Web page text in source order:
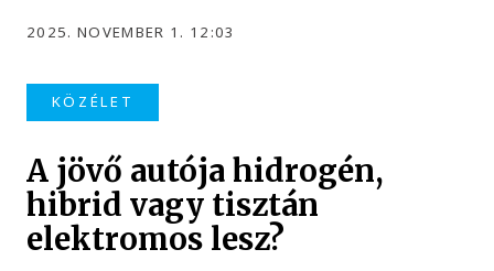
2025. NOVEMBER 1. 12:03
KÖZÉLET
A jövő autója hidrogén,
hibrid vagy tisztán
elektromos lesz?